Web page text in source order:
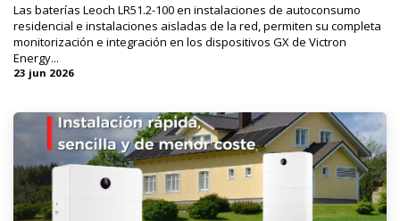
Las baterías Leoch LR51.2-100 en instalaciones de autoconsumo
residencial e instalaciones aisladas de la red, permiten su completa
monitorización e integración en los dispositivos GX de Victron
Energy...
23 jun 2026